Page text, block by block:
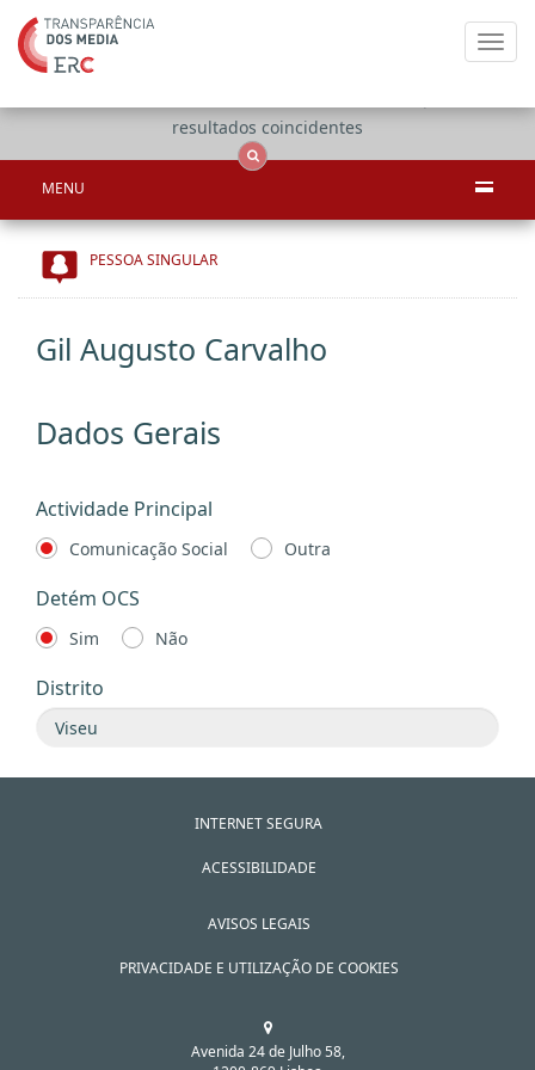
resultados coincidentes
MENU
PESSOA SINGULAR
Gil Augusto Carvalho
Dados Gerais
Actividade Principal
Comunicação Social Outra
Detém OCS
Sim Não
Distrito
INTERNET SEGURA
ACESSIBILIDADE
AVISOS LEGAIS
PRIVACIDADE E UTILIZAÇÃO DE COOKIES
Avenida 24 de Julho 58,